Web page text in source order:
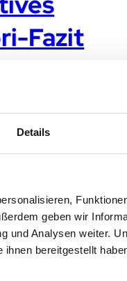
Details
geben wir
und Analysen weiter.
bereitgestellt
Fazit
Kirmes
Infos